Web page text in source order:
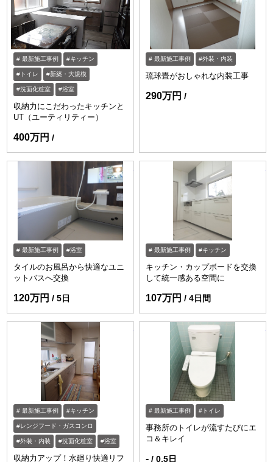
最新施工事例 キッチン
トイレ 新築・大規模
洗面化粧室 浴室
収納力にこだわったキッチンと
UT（ユーティリティー）
400万円
最新施工事例 外装・内装
琉球畳がおしゃれな内装工事
290万円
https://www.enessance-reform.com/
最新施工事例 浴室
タイルのお風呂から快適なユニ
ットバスへ交換
120万円 5日
最新施工事例 キッチン
キッチン・カップボードを交換
して統一感ある空間に
107万円 4日間
https://www.enessance-reform.com/
最新施工事例 キッチン
レンジフード・ガスコンロ
外装・内装 洗面化粧室 浴室
収納力アップ！水廻り快適リフ
最新施工事例 トイレ
事務所のトイレが流すたびにエ
コ＆キレイ
- 0.5日